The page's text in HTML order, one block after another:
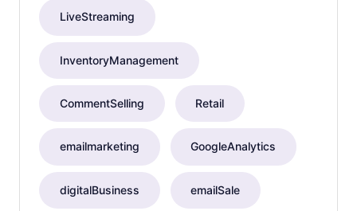
LiveStreaming
InventoryManagement
CommentSelling Retail
emailmarketing GoogleAnalytics
digitalBusiness emailSale